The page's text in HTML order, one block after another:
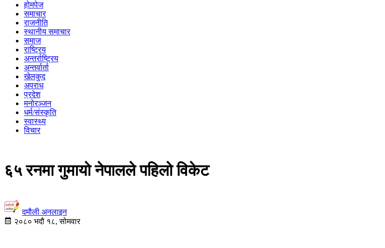
होमपेज
समाचार
राजनीति
स्थानीय समाचार
समाज
राष्ट्रिय
अन्तर्राष्ट्रिय
अन्तर्वार्ता
खेलकुद
अपराध
प्रदेश
मनोरञ्जन
धर्म/संस्कृति
स्वास्थ्य
विचार
६५ रनमा गुमायो नेपालले पहिलो विकेट
दमौली अनलाइन
२०८० भदौ १८, सोमवार